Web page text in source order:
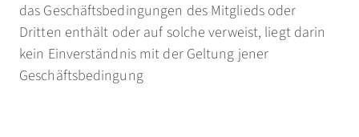
das Geschäftsbedingungen des Mitglieds oder
Dritten enthält oder auf solche verweist, liegt darin
kein Einverständnis mit der Geltung jener
Geschäftsbedingung